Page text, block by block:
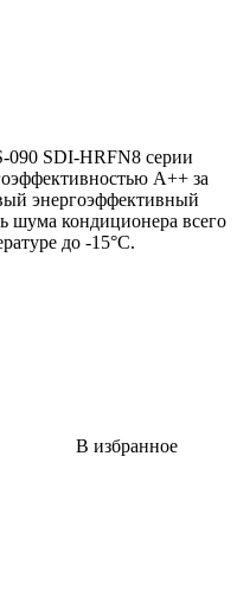
SDI-HRFN8 серии
А++ за
энергоэффективный
кондиционера всего
до -15°С.
В избранное